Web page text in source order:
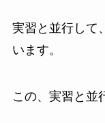
実習と並行して
います。
この、実習と並